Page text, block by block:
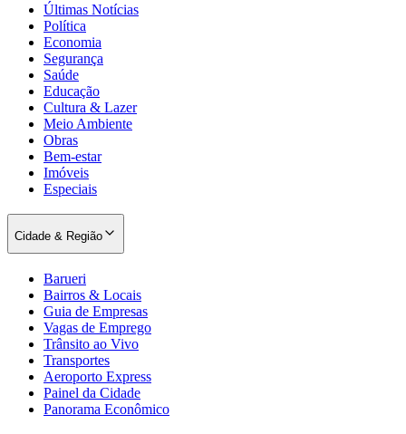
Últimas Notícias
Política
Economia
Segurança
Saúde
Educação
Cultura & Lazer
Meio Ambiente
Obras
Bem-estar
Imóveis
Especiais
Cidade & Região
Barueri
Bairros & Locais
Guia de Empresas
Vagas de Emprego
Trânsito ao Vivo
Transportes
Aeroporto Express
Painel da Cidade
Panorama Econômico